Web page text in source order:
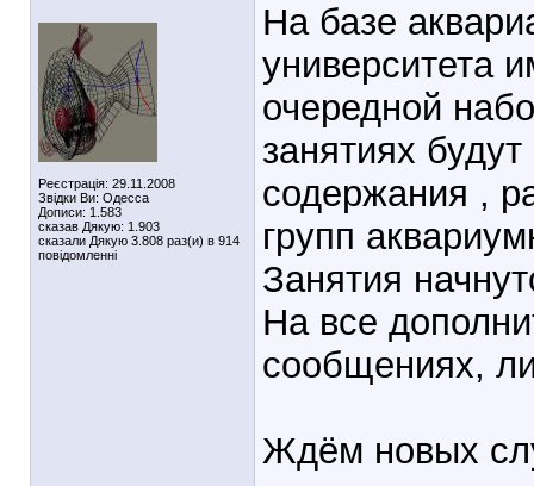
Реєстрація: 29.11.2008
Звідки Ви: Одесса
Дописи: 1.583
сказав Дякую: 1.903
сказали Дякую 3.808 раз(и) в 914
повідомленні
На базе
университета
очередной
занятиях
содержания ,
групп
Занятия
На все
сообщениях,
Ждём новых